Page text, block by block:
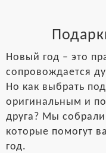
Новый год – это
сопровождается
Но как выбрать
оригинальным и
друга? Мы
которые помогут
год.